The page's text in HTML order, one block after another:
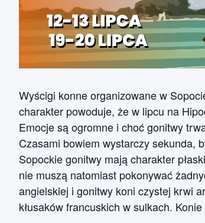
Wyścigi konne organizowane w
charakter powoduje, że w lipcu na
Emocje są ogromne i choć gonitwy
Czasami bowiem wystarczy sekunda,
Sopockie gonitwy mają charakter
nie muszą natomiast pokonywać
angielskiej i gonitwy koni czystej krwi
kłusaków francuskich w sulkach.